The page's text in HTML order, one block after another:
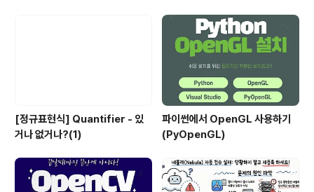
[정규표현식] Quantifier - 있
거나 없거나?(1)
파이썬에서 OpenGL 사용하기
(PyOpenGL)